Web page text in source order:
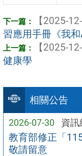
相關公告
2026-07-30 資訊
教育部修正「
敬請留意
【2025-
習應用手冊《我
【2025-
健康學